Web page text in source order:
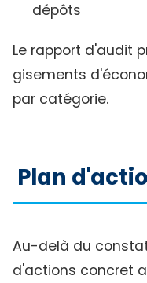
dépôts
Le rapport d'audit
gisements
par catégorie.
Plan
Au-delà du
d'actions concret